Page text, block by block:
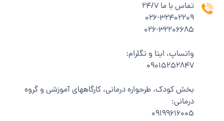
تماس با ما 24/7
۰۲۶-۳۲۴۰۲۲۰۹
۰۲۶-۳۲۲۰۶۶۸۵
واتساپ، ایتا و تگلرام:
۰۹۰۱۵۲۵۲۸۴۷
بخش کودک، طرحواره درمانی، کارگاههای آموزشی و گروه
درمانی:
۰۹۱۹۹۶۱۶۰۰۵